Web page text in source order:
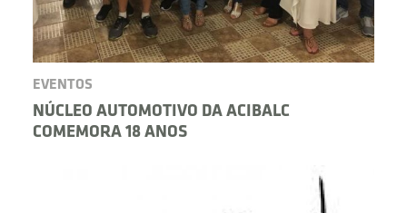
EVENTOS
NÚCLEO AUTOMOTIVO DA ACIBALC
COMEMORA 18 ANOS